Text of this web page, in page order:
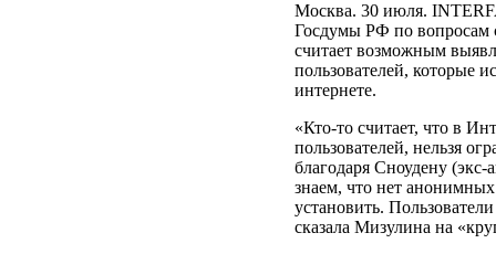
Москва. 30 июля.
Госдумы РФ по вопросам
считает возможным
пользователей, которые
интернете.
«Кто-то считает, что в
пользователей, нельзя
благодаря Сноудену
знаем, что нет
установить.
сказала Мизулина на